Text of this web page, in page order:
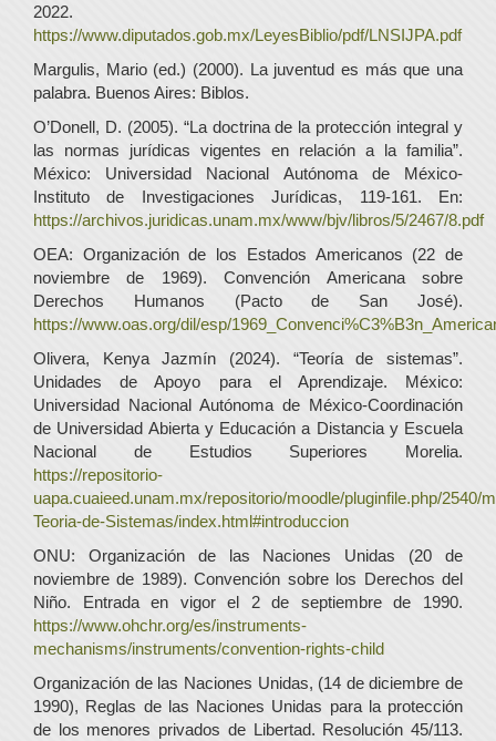
2022.
https://www.diputados.gob.mx/LeyesBiblio/pdf/LNSIJPA.pdf
Margulis, Mario (ed.) (2000). La juventud es más que una
palabra. Buenos Aires: Biblos.
O’Donell, D. (2005). “La doctrina de la protección integral y
las normas jurídicas vigentes en relación a la familia”.
México: Universidad Nacional Autónoma de México-
Instituto de Investigaciones Jurídicas, 119-161. En:
https://archivos.juridicas.unam.mx/www/bjv/libros/5/2467/8.pdf
OEA: Organización de los Estados Americanos (22 de
noviembre de 1969). Convención Americana sobre
Derechos Humanos (Pacto de San José).
https://www.oas.org/dil/esp/
Olivera, Kenya Jazmín (2024). “Teoría de sistemas”.
Unidades de Apoyo para el Aprendizaje. México:
Universidad Nacional Autónoma de México-Coordinación
de Universidad Abierta y Educación a Distancia y Escuela
Nacional de Estudios Superiores Morelia.
https://repositorio-
uapa.cuaieed.unam.mx/repositorio/moodle/pluginfile.php/2540/
Teoria-de-Sistemas/index.html#introduccion
ONU: Organización de las Naciones Unidas (20 de
noviembre de 1989). Convención sobre los Derechos del
Niño. Entrada en vigor el 2 de septiembre de 1990.
https://www.ohchr.org/es/instruments-
mechanisms/instruments/convention-rights-child
Organización de las Naciones Unidas, (14 de diciembre de
1990), Reglas de las Naciones Unidas para la protección
de los menores privados de Libertad. Resolución 45/113.